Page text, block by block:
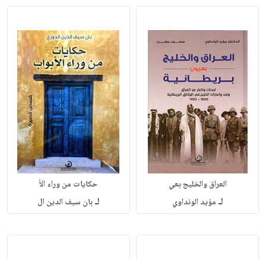
العراق والخليج بعي
لـ مؤيد الونداوي
حكايات من وراء الأ
لـبان سيف الدين ال